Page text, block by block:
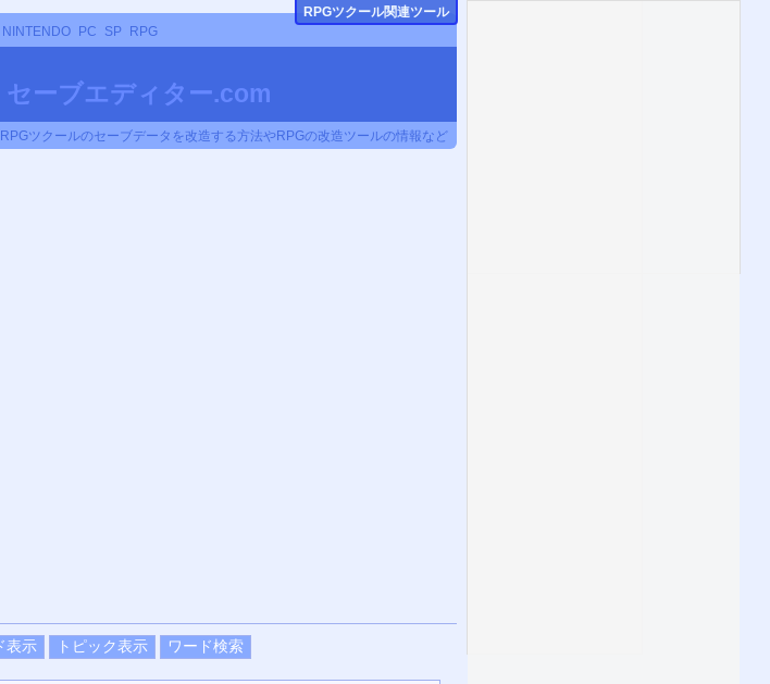
NINTENDO PC SP RPG
セーブエディター.com
RPGツクールのセーブデータを改造する方法やRPGの改造ツールの情報など
RPGツクール関連ツール